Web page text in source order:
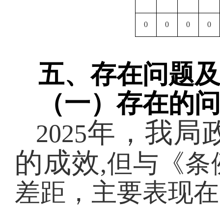
0 0 0 0
五、存在问题
（一）存在的
2025年，我局
的成效,但与《
差距 ，主要表现